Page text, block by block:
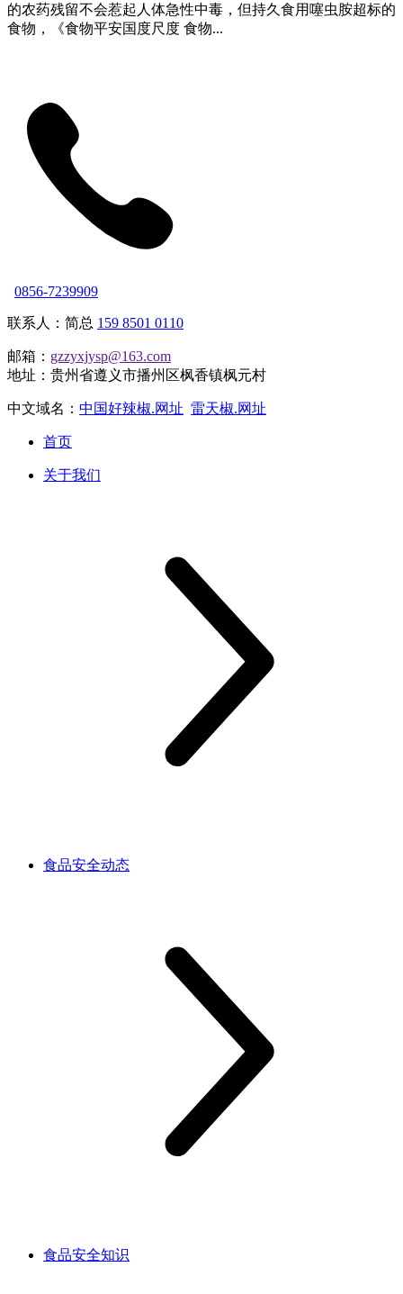
的农药残留不会惹起人体急性中毒，但持久食用噻虫胺超标的
食物，《食物平安国度尺度 食物...
0856-7239909
联系人：简总 159 8501 0110
邮箱： gzzyxjysp@163.com
地址：贵州省遵义市播州区枫香镇枫元村
中文域名： 中国好辣椒.网址 雷天椒.网址
首页
关于我们
食品安全动态
食品安全知识